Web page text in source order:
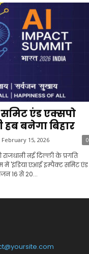
एंड एक्सपो
बनेगा बिहार
February 15, 2026 0
राजधानी नई दिल्ली के प्रगति
में 'इंडिया एआई इम्पैक्ट समिट एंड
16 से 20...